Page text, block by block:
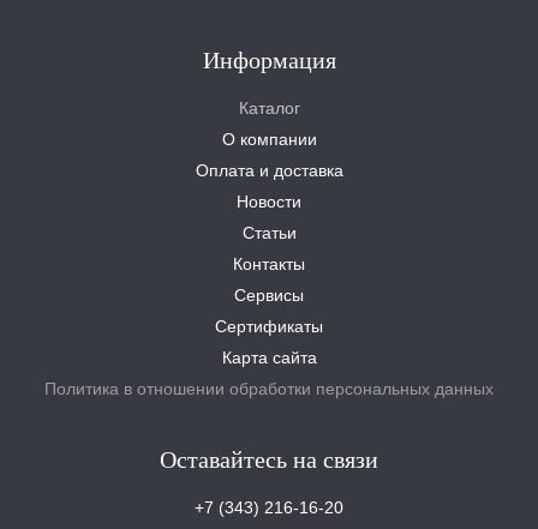
Информация
Каталог
О компании
Оплата и доставка
Новости
Статьи
Контакты
Сервисы
Сертификаты
Карта сайта
Политика в отношении обработки персональных данных
Оставайтесь на связи
+7 (343) 216-16-20